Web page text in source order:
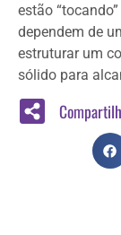
estão
dependem de
estruturar um
sólido para